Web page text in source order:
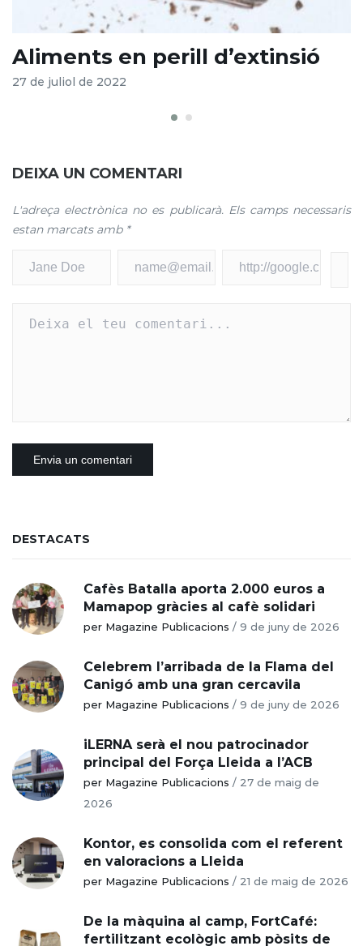
Aliments en perill d’extinsió
27 de juliol de 2022
DEIXA UN COMENTARI
L'adreça electrònica no es publicarà. Els camps necessaris
estan marcats amb *
DESTACATS
Cafès Batalla aporta 2.000 euros a
Mamapop gràcies al cafè solidari
per Magazine Publicacions / 9 de juny de 2026
Celebrem l’arribada de la Flama del
Canigó amb una gran cercavila
per Magazine Publicacions / 9 de juny de 2026
iLERNA serà el nou patrocinador
principal del Força Lleida a l’ACB
per Magazine Publicacions / 27 de maig de
2026
Kontor, es consolida com el referent
en valoracions a Lleida
per Magazine Publicacions / 21 de maig de 2026
De la màquina al camp, FortCafé:
fertilitzant ecològic amb pòsits de